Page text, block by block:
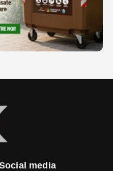
media